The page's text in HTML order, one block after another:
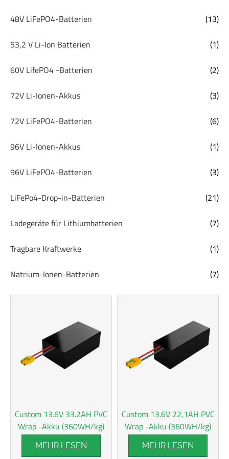
48V LiFePO4-Batterien (13)
53,2 V Li-Ion Batterien (1)
60V LifePO4 -Batterien (2)
72V Li-Ionen-Akkus (3)
72V LiFePO4-Batterien (6)
96V Li-Ionen-Akkus (1)
96V LiFePO4-Batterien (3)
LiFePo4-Drop-in-Batterien (21)
Ladegeräte für Lithiumbatterien (7)
Tragbare Kraftwerke (1)
Natrium-Ionen-Batterien (7)
Custom 13.6V 33.2AH PVC
Wrap -Akku (360WH/kg)
MEHR LESEN
Custom 13.6V 22,1AH PVC
Wrap -Akku (360WH/kg)
MEHR LESEN